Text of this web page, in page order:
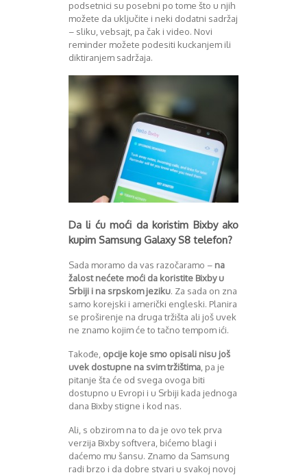
podsetnici su posebni po tome što u njih
možete da uključite i neki dodatni sadržaj
– sliku, vebsajt, pa čak i video. Novi
reminder možete podesiti kuckanjem ili
diktiranjem sadržaja.
Da li ću moći da koristim Bixby ako
kupim Samsung Galaxy S8 telefon?
Sada moramo da vas razočaramo – na
žalost nećete moći da koristite Bixby u
Srbiji i na srpskom jeziku. Za sada on zna
samo korejski i američki engleski. Planira
se proširenje na druga tržišta ali još uvek
ne znamo kojim će to tačno tempom ići.
Takođe, opcije koje smo opisali nisu još
uvek dostupne na svim tržištima , pa je
pitanje šta će od svega ovoga biti
dostupno u Evropi i u Srbiji kada jednoga
dana Bixby stigne i kod nas.
Ali, s obzirom na to da je ovo tek prva
verzija Bixby softvera, bićemo blagi i
daćemo mu šansu. Znamo da Samsung
radi brzo i da dobre stvari u svakoj novoj